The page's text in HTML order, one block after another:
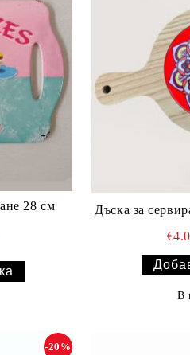
28 см
Дъска за
В
-20%